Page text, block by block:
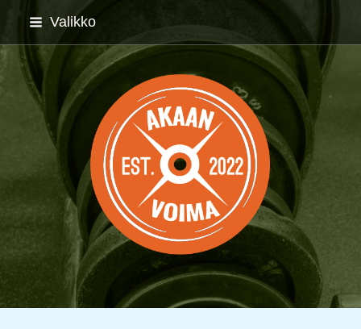
Siirry
sisältöön
Valikko
Akaan Voima ry